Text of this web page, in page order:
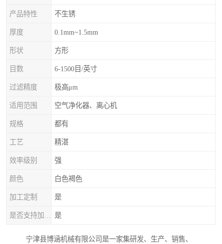
产品特性 不生锈
厚度 0.1mm~1.5mm
形状 方形
目数 6-1500目/英寸
过滤精度 极高μm
适用范围 空气净化器、离心机
规格 都有
工艺 精湛
效率级别 强
颜色 白色褐色
加工定制 是
是
宁津县博涵机械有限公司是一家集研发、生产、销售、